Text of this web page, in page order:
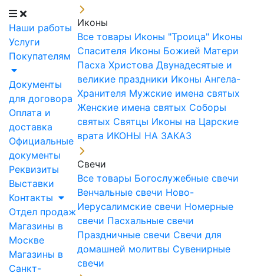
Наши работы
Услуги
Покупателям
Документы
для договора
Оплата и
доставка
Официальные
документы
Реквизиты
Выставки
Контакты
Отдел продаж
Магазины в
Москве
Магазины в
Санкт-
Иконы
Все товары Иконы "Троица" Иконы
Спасителя Иконы Божией Матери
Пасха Христова Двунадесятые и
великие праздники Иконы Ангела-
Хранителя Мужские имена святых
Женские имена святых Соборы
святых Святцы Иконы на Царские
врата ИКОНЫ НА ЗАКАЗ
Свечи
Все товары Богослужебные свечи
Венчальные свечи Ново-
Иерусалимские свечи Номерные
свечи Пасхальные свечи
Праздничные свечи Свечи для
домашней молитвы Сувенирные
свечи